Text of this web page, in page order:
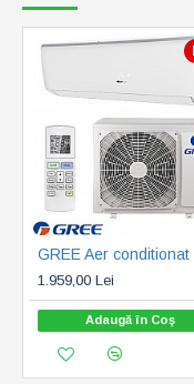
1.959,00 Lei
Adaugă în Coş